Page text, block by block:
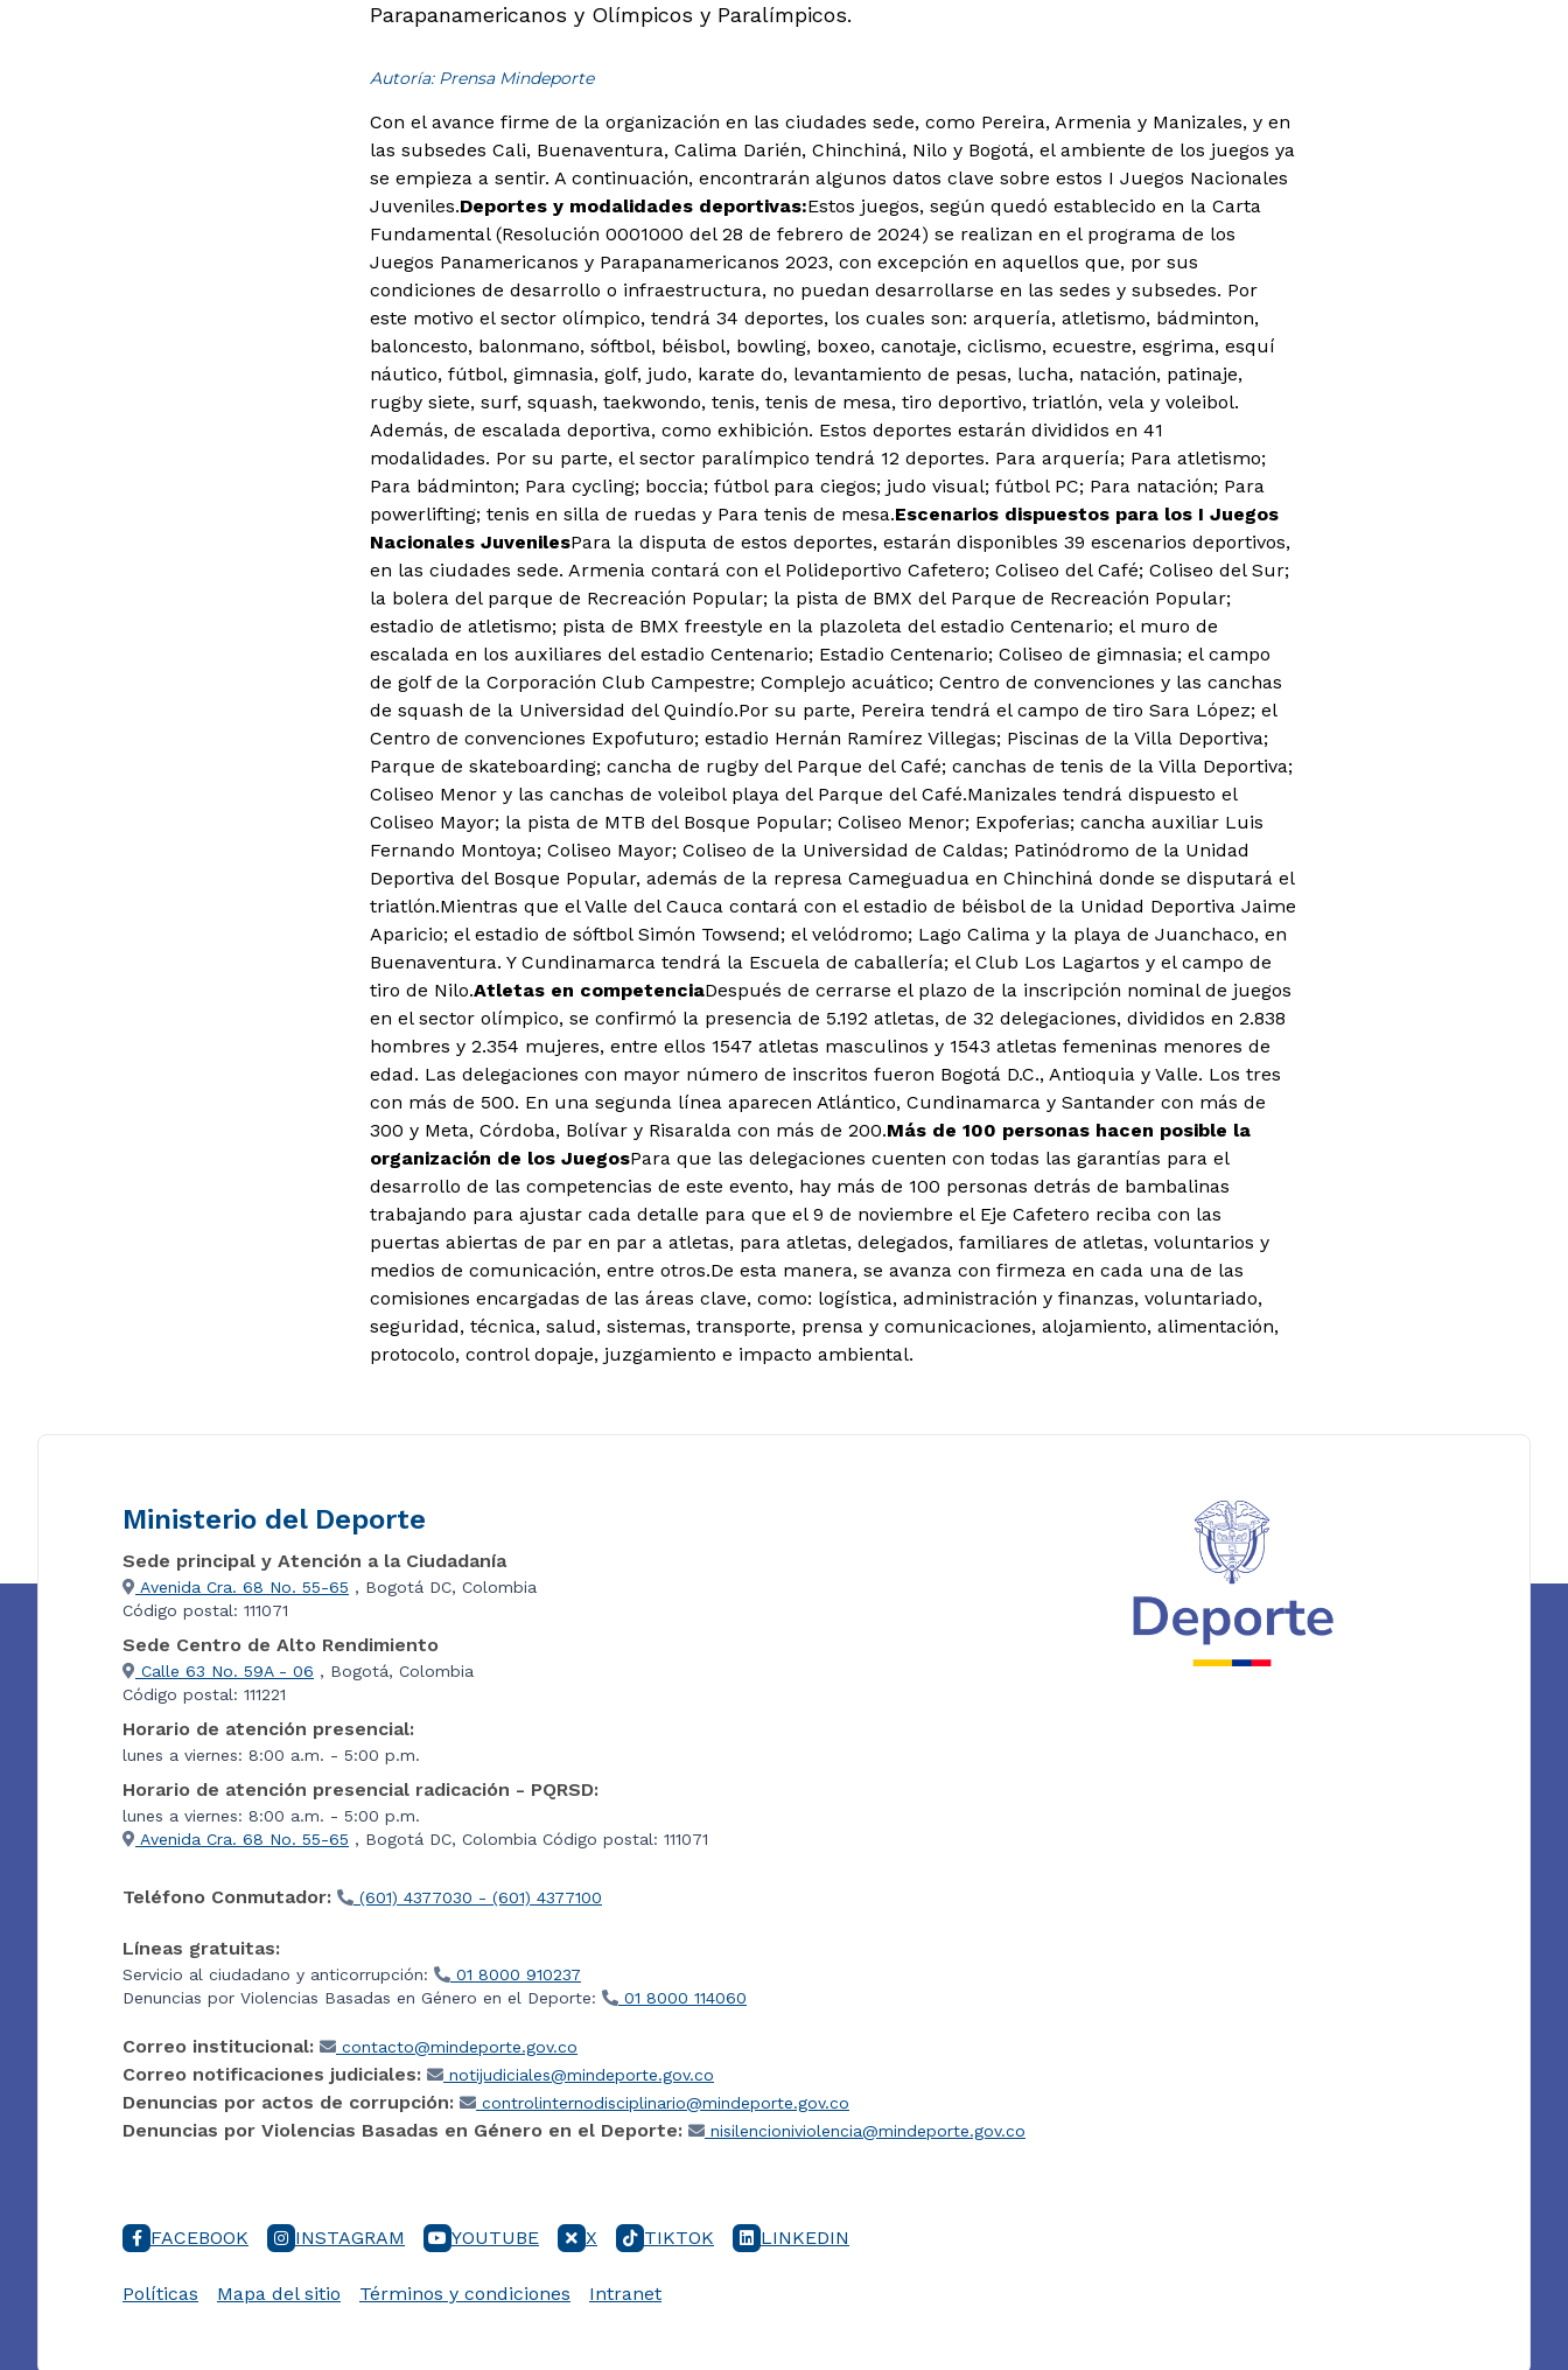
Parapanamericanos y Olímpicos y Paralímpicos.
Autoría: Prensa Mindeporte
Con el avance firme de la organización en las ciudades sede, como Pereira, Armenia y Manizales, y en
las subsedes Cali, Buenaventura, Calima Darién, Chinchiná, Nilo y Bogotá, el ambiente de los juegos ya
se empieza a sentir. A continuación, encontrarán algunos datos clave sobre estos I Juegos Nacionales
Juveniles.Deportes y modalidades deportivas:Estos juegos, según quedó establecido en la Carta
Fundamental (Resolución 0001000 del 28 de febrero de 2024) se realizan en el programa de los
Juegos Panamericanos y Parapanamericanos 2023, con excepción en aquellos que, por sus
condiciones de desarrollo o infraestructura, no puedan desarrollarse en las sedes y subsedes. Por
este motivo el sector olímpico, tendrá 34 deportes, los cuales son: arquería, atletismo, bádminton,
baloncesto, balonmano, sóftbol, béisbol, bowling, boxeo, canotaje, ciclismo, ecuestre, esgrima, esquí
náutico, fútbol, gimnasia, golf, judo, karate do, levantamiento de pesas, lucha, natación, patinaje,
rugby siete, surf, squash, taekwondo, tenis, tenis de mesa, tiro deportivo, triatlón, vela y voleibol.
Además, de escalada deportiva, como exhibición. Estos deportes estarán divididos en 41
modalidades. Por su parte, el sector paralímpico tendrá 12 deportes. Para arquería; Para atletismo;
Para bádminton; Para cycling; boccia; fútbol para ciegos; judo visual; fútbol PC; Para natación; Para
powerlifting; tenis en silla de ruedas y Para tenis de mesa.Escenarios dispuestos para los I Juegos
Nacionales JuvenilesPara la disputa de estos deportes, estarán disponibles 39 escenarios deportivos,
en las ciudades sede. Armenia contará con el Polideportivo Cafetero; Coliseo del Café; Coliseo del Sur;
la bolera del parque de Recreación Popular; la pista de BMX del Parque de Recreación Popular;
estadio de atletismo; pista de BMX freestyle en la plazoleta del estadio Centenario; el muro de
escalada en los auxiliares del estadio Centenario; Estadio Centenario; Coliseo de gimnasia; el campo
de golf de la Corporación Club Campestre; Complejo acuático; Centro de convenciones y las canchas
de squash de la Universidad del Quindío.Por su parte, Pereira tendrá el campo de tiro Sara López; el
Centro de convenciones Expofuturo; estadio Hernán Ramírez Villegas; Piscinas de la Villa Deportiva;
Parque de skateboarding; cancha de rugby del Parque del Café; canchas de tenis de la Villa Deportiva;
Coliseo Menor y las canchas de voleibol playa del Parque del Café.Manizales tendrá dispuesto el
Coliseo Mayor; la pista de MTB del Bosque Popular; Coliseo Menor; Expoferias; cancha auxiliar Luis
Fernando Montoya; Coliseo Mayor; Coliseo de la Universidad de Caldas; Patinódromo de la Unidad
Deportiva del Bosque Popular, además de la represa Cameguadua en Chinchiná donde se disputará el
triatlón.Mientras que el Valle del Cauca contará con el estadio de béisbol de la Unidad Deportiva Jaime
Aparicio; el estadio de sóftbol Simón Towsend; el velódromo; Lago Calima y la playa de Juanchaco, en
Buenaventura. Y Cundinamarca tendrá la Escuela de caballería; el Club Los Lagartos y el campo de
tiro de Nilo.Atletas en competenciaDespués de cerrarse el plazo de la inscripción nominal de juegos
en el sector olímpico, se confirmó la presencia de 5.192 atletas, de 32 delegaciones, divididos en 2.838
hombres y 2.354 mujeres, entre ellos 1547 atletas masculinos y 1543 atletas femeninas menores de
edad. Las delegaciones con mayor número de inscritos fueron Bogotá D.C., Antioquia y Valle. Los tres
con más de 500. En una segunda línea aparecen Atlántico, Cundinamarca y Santander con más de
300 y Meta, Córdoba, Bolívar y Risaralda con más de 200.Más de 100 personas hacen posible la
organización de los JuegosPara que las delegaciones cuenten con todas las garantías para el
desarrollo de las competencias de este evento, hay más de 100 personas detrás de bambalinas
trabajando para ajustar cada detalle para que el 9 de noviembre el Eje Cafetero reciba con las
puertas abiertas de par en par a atletas, para atletas, delegados, familiares de atletas, voluntarios y
medios de comunicación, entre otros.De esta manera, se avanza con firmeza en cada una de las
comisiones encargadas de las áreas clave, como: logística, administración y finanzas, voluntariado,
seguridad, técnica, salud, sistemas, transporte, prensa y comunicaciones, alojamiento, alimentación,
protocolo, control dopaje, juzgamiento e impacto ambiental.
Ministerio del Deporte
Sede principal y Atención a la Ciudadanía
Avenida Cra. 68 No. 55-65 , Bogotá DC, Colombia
Código postal: 111071
Sede Centro de Alto Rendimiento
Calle 63 No. 59A - 06 , Bogotá, Colombia
Código postal: 111221
Horario de atención presencial:
lunes a viernes: 8:00 a.m. - 5:00 p.m.
Horario de atención presencial radicación - PQRSD:
lunes a viernes: 8:00 a.m. - 5:00 p.m.
Avenida Cra. 68 No. 55-65 , Bogotá DC, Colombia Código postal: 111071
Teléfono Conmutador: (601) 4377030 - (601) 4377100
Líneas gratuitas:
Servicio al ciudadano y anticorrupción:
01 8000 910237
Denuncias por Violencias Basadas en Género en el Deporte:
01 8000 114060
Correo institucional: contacto@mindeporte.gov.co
Correo notificaciones judiciales: notijudiciales@mindeporte.gov.co
Denuncias por actos de corrupción: controlinternodisciplinario@mindeporte.gov.co
Denuncias por Violencias Basadas en Género en el Deporte: nisilencioniviolencia@mindeporte.gov.co
FACEBOOK INSTAGRAM YOUTUBE X TIKTOK LINKEDIN
Políticas Mapa del sitio Términos y condiciones Intranet